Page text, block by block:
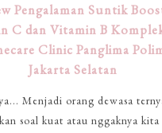
Pengalaman Suntik
C dan Vitamin B
Clinic Panglima
Jakarta Selatan
Menjadi orang dewasa
soal kuat atau nggaknya kita